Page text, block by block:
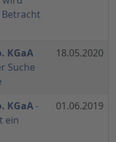
KGaA
Suche
18.05.2020
KGaA-
ein
01.06.2019